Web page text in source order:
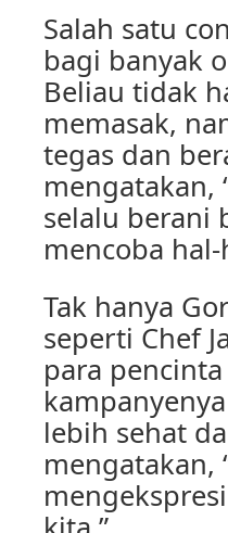
Salah satu
bagi banyak
Beliau tidak
memasak,
tegas dan
mengatakan,
selalu berani
mencoba
Tak hanya
seperti Chef
para
lebih sehat
mengatakan,